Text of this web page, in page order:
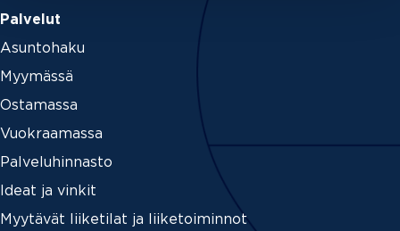
Palvelut
Asuntohaku
Myymässä
Ostamassa
Vuokraamassa
Palveluhinnasto
Ideat ja vinkit
Myytävät liiketilat ja liiketoiminnot